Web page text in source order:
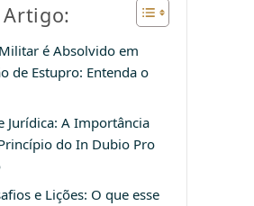
Artigo:
é Absolvido em
de Estupro: Entenda o
Jurídica: A Importância
do In Dubio Pro
e Lições: O que esse